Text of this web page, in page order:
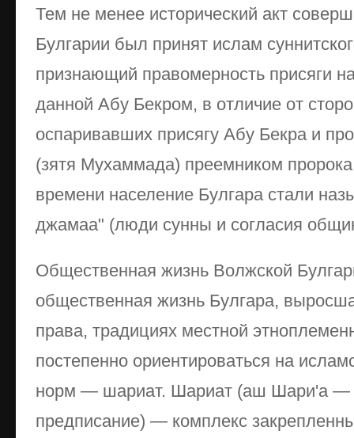
Тем не менее исторический акт
Булгарии был принят ислам
признающий правомерность присяги
данной Абу Бекром, в отличие от
оспаривавших присягу Абу Бекра и
(зятя Мухаммада) преемником
времени население Булгара стали
джамаа" (люди сунны и согласия
Общественная жизнь Волжской
общественная жизнь Булгара,
права, традициях местной
постепенно ориентироваться на
норм — шариат. Шариат (аш Шари'а —
предписание) — комплекс